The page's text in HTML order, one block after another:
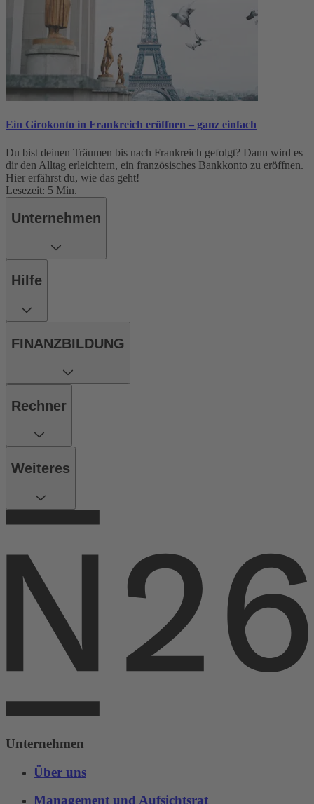
Ein Girokonto in Frankreich eröffnen – ganz einfach
Du bist deinen Träumen bis nach Frankreich gefolgt? Dann wird es
dir den Alltag erleichtern, ein französisches Bankkonto zu eröffnen.
Hier erfährst du, wie das geht!
Lesezeit: 5 Min.
Unternehmen
Hilfe
FINANZBILDUNG
Rechner
Weiteres
Unternehmen
Über uns
Management und Aufsichtsrat